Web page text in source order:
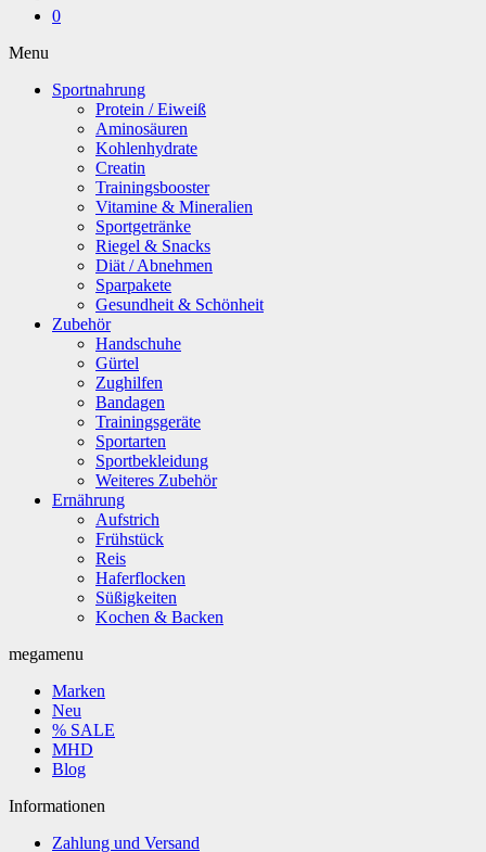
0
Menu
Sportnahrung
Protein / Eiweiß
Aminosäuren
Kohlenhydrate
Creatin
Trainingsbooster
Vitamine & Mineralien
Sportgetränke
Riegel & Snacks
Diät / Abnehmen
Sparpakete
Gesundheit & Schönheit
Zubehör
Handschuhe
Gürtel
Zughilfen
Bandagen
Trainingsgeräte
Sportarten
Sportbekleidung
Weiteres Zubehör
Ernährung
Aufstrich
Frühstück
Reis
Haferflocken
Süßigkeiten
Kochen & Backen
megamenu
Marken
Neu
% SALE
MHD
Blog
Informationen
Zahlung und Versand